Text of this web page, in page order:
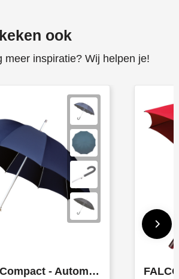
ook
meer inspiratie? Wij helpen je!
FALCONE - Compact - Automaat - Windproof - 110 cm